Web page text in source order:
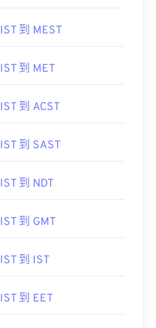
IST 到 MEST
IST 到 MET
IST 到 ACST
IST 到 SAST
IST 到 NDT
IST 到 GMT
IST 到 IST
IST 到 EET